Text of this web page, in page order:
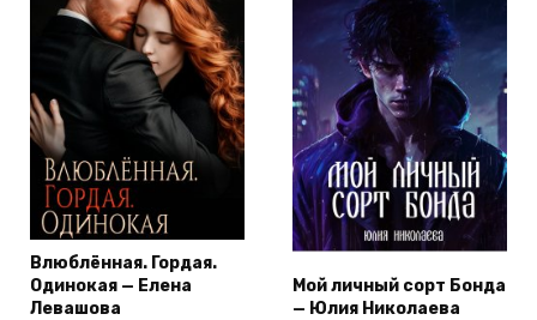
Влюблённая. Гордая.
Одинокая — Елена
Левашова
Мой личный сорт Бонда
— Юлия Николаева